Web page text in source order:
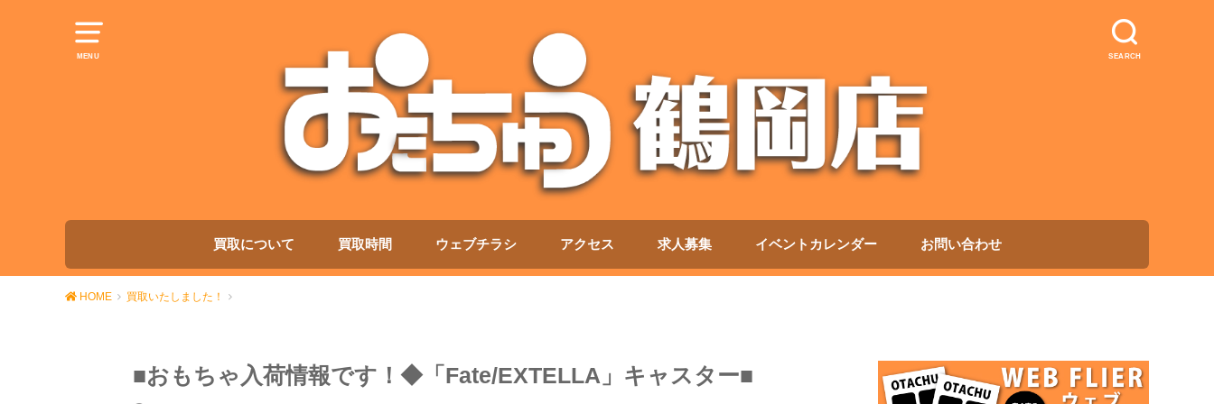
MENU SEARCH
買取について 買取時間 ウェブチラシ アクセス 求人募集 イベントカレンダー お問い合わせ
HOME 買取いたしました！
■おもちゃ入荷情報です！◆「Fate/EXTELLA」キャスター■